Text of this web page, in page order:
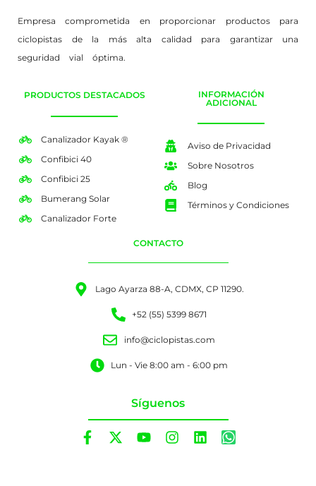
Empresa comprometida en proporcionar productos para
ciclopistas de la más alta calidad para garantizar una
seguridad vial óptima.
PRODUCTOS DESTACADOS
Canalizador Kayak ®
Confibici 40
Confibici 25
Bumerang Solar
Canalizador Forte
INFORMACIÓN
ADICIONAL
Aviso de Privacidad
Sobre Nosotros
Blog
Términos y Condiciones
CONTACTO
Lago Ayarza 88-A, CDMX, CP 11290.
+52 (55) 5399 8671
info@ciclopistas.com
Lun - Vie 8:00 am - 6:00 pm
Síguenos